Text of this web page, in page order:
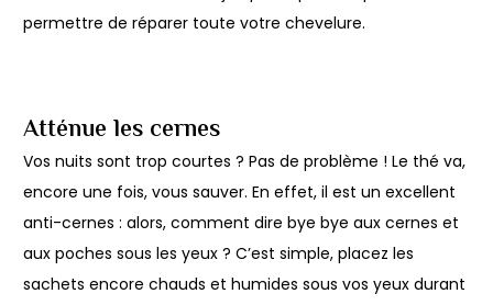
permettre de réparer toute votre chevelure.
Atténue les cernes
Vos nuits sont trop courtes ? Pas de problème ! Le thé va,
encore une fois, vous sauver. En effet, il est un excellent
anti-cernes : alors, comment dire bye bye aux cernes et
aux poches sous les yeux ? C’est simple, placez les
sachets encore chauds et humides sous vos yeux durant